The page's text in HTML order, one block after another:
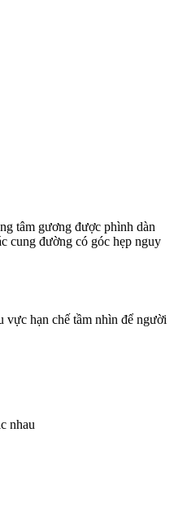
tâm gương được phình dàn
cung đường có góc hẹp nguy
vực hạn chế tầm nhìn để người
nhau